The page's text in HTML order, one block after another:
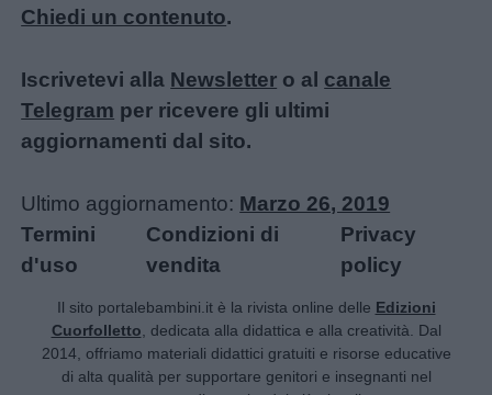
Chiedi un contenuto.
Iscrivetevi alla Newsletter o al canale
Telegram per ricevere gli ultimi
aggiornamenti dal sito.
Ultimo aggiornamento: Marzo 26, 2019
Termini
d'uso
Condizioni di
vendita
Privacy
policy
Il sito portalebambini.it è la rivista online delle Edizioni
Cuorfolletto , dedicata alla didattica e alla creatività. Dal
2014, offriamo materiali didattici gratuiti e risorse educative
di alta qualità per supportare genitori e insegnanti nel